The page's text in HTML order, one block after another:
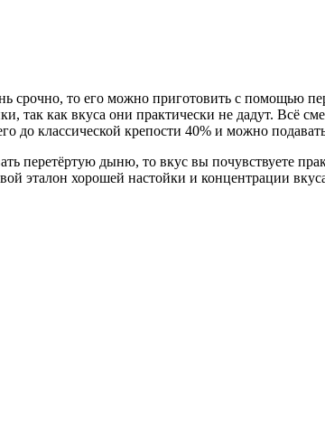
срочно, то его можно приготовить с помощью
так как вкуса они практически не дадут. Всё
до классической крепости 40% и можно
перетёртую дыню, то вкус вы почувствуете
эталон хорошей настойки и концентрации